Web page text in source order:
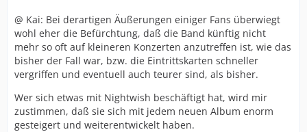
@ Kai: Bei derartigen Äußerungen einiger Fans überwiegt
wohl eher die Befürchtung, daß die Band künftig nicht
mehr so oft auf kleineren Konzerten anzutreffen ist, wie das
bisher der Fall war, bzw. die Eintrittskarten schneller
vergriffen und eventuell auch teurer sind, als bisher.
Wer sich etwas mit Nightwish beschäftigt hat, wird mir
zustimmen, daß sie sich mit jedem neuen Album enorm
gesteigert und weiterentwickelt haben.